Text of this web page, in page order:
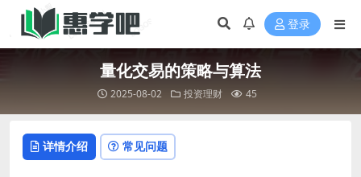
登录
量化交易的策略与算法
2025-08-02 投资理财 45
详情介绍 常见问题